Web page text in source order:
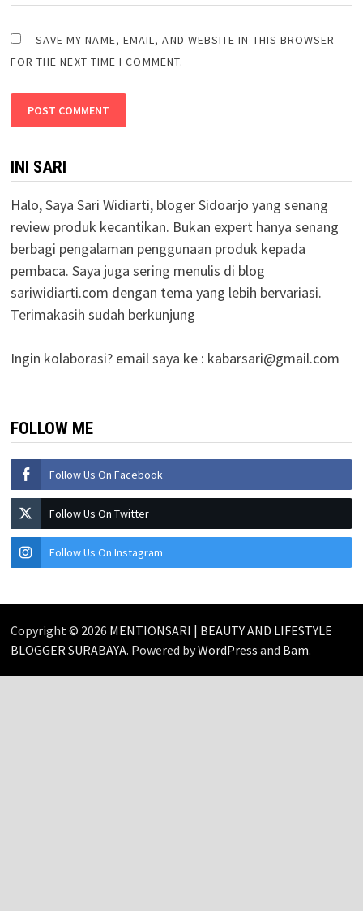
SAVE MY NAME, EMAIL, AND WEBSITE IN THIS BROWSER
FOR THE NEXT TIME I COMMENT.
INI SARI
Halo, Saya Sari Widiarti, bloger Sidoarjo yang senang
review produk kecantikan. Bukan expert hanya senang
berbagi pengalaman penggunaan produk kepada
pembaca. Saya juga sering menulis di blog
sariwidiarti.com dengan tema yang lebih bervariasi.
Terimakasih sudah berkunjung
Ingin kolaborasi? email saya ke : kabarsari@gmail.com
FOLLOW ME
Follow Us On Facebook
Follow Us On Twitter
Follow Us On Instagram
Copyright © 2026 MENTIONSARI | BEAUTY AND LIFESTYLE
BLOGGER SURABAYA. Powered byWordPress and Bam.